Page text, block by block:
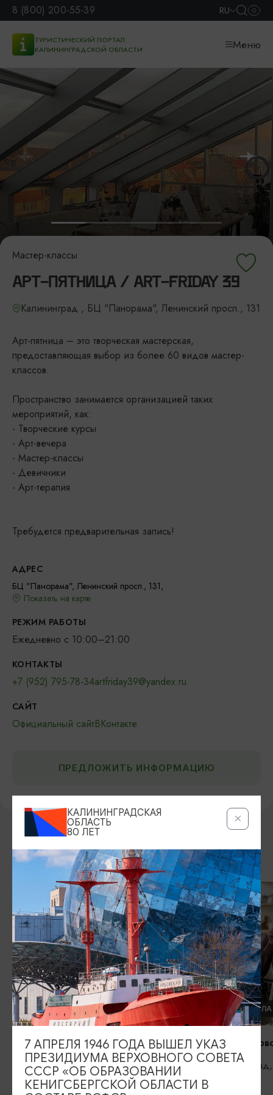
8 (800) 200-55-39 RU
ТУРИСТИЧЕСКИЙ ПОРТАЛ
КАЛИНИНГРАДСКОЙ ОБЛАСТИ
Меню
Мастер-классы
АРТ-ПЯТНИЦА / ART-FRIDAY 39
Калининград , БЦ "Панорама", Ленинский просп., 131
Арт-пятница – это творческая мастерская,
предоставляющая выбор из более 60 видов мастер-
классов.
Пространство занимается организацией таких
мероприятий, как:
- Творческие курсы
- Арт-вечера
- Мастер-классы
- Девичники
- Арт-терапия
Требудется предварительная запись!
АДРЕС
БЦ "Панорама", Ленинский просп., 131,
Показать на карте
РЕЖИМ РАБОТЫ
Ежедневно с 10:00–21:00
КОНТАКТЫ
+7 (952) 795-78-34artfriday39@yandex.ru
САЙТ
Официальный сайтВКонтакте
ПРЕДЛОЖИТЬ ИНФОРМАЦИЮ
ДРУГИЕ МЕСТА
МАСТЕР-КЛАССЫ
Аутентичный Кёнигсберг через вещи,
которые хранят историю
Калининград, Сбор участников -
центральный вход в Парк культуры и
отдыха, пр. Победы 1Б
МАСТЕР-
Студия
КАЛИНИНГРАДСКАЯ
ОБЛАСТЬ
80 ЛЕТ
7 АПРЕЛЯ 1946 ГОДА ВЫШЕЛ УКАЗ
ПРЕЗИДИУМА ВЕРХОВНОГО СОВЕТА
СССР «ОБ ОБРАЗОВАНИИ
КЕНИГСБЕРГСКОЙ ОБЛАСТИ В